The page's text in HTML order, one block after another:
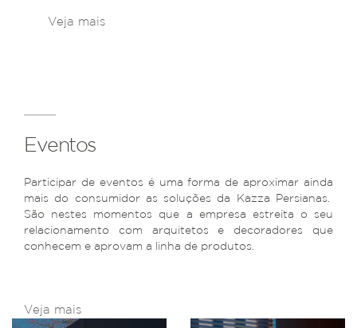
Veja mais
Eventos
Participar de eventos é uma forma de aproximar ainda
mais do consumidor as soluções da Kazza Persianas.
São nestes momentos que a empresa estreita o seu
relacionamento com arquitetos e decoradores que
conhecem e aprovam a linha de produtos.
Veja mais